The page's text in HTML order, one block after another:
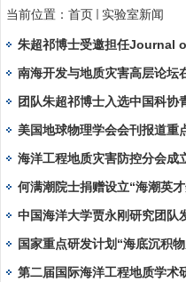
当前位置： 首页 实验室新闻
南海开发与地质灾害高层论坛
团队朱超祁博士入选中国科协
何满潮院士捐赠设立“海潮英